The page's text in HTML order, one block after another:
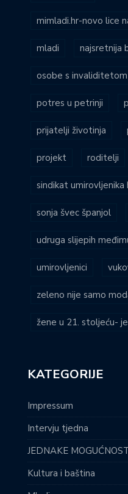
mimladi.hr-novo lice
mladi najsretnija
osobe s invaliditetom
potres u petrinji
prijatelji životinja
projekt roditelji
sindikat umirovljenika
sonja švec španjol
udruga slijepih
umirovljenici
zeleno nije samo
žene u 21. stoljeću-
KATEGORIJE
Impressum
Intervju tjedna
JEDNAKE
Kultura i baština